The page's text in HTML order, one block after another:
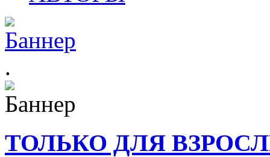
.
ТОЛЬКО ДЛЯ